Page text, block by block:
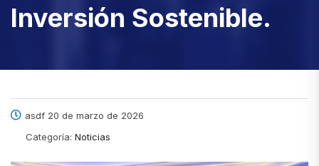
Inversión Sostenible.
asdf 20 de marzo de 2026
Categoría: Noticias